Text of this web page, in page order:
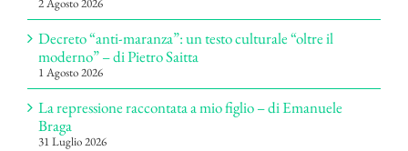
2 Agosto 2026
Decreto “anti-maranza”: un testo culturale “oltre il
moderno” – di Pietro Saitta
1 Agosto 2026
La repressione raccontata a mio figlio – di Emanuele
Braga
31 Luglio 2026